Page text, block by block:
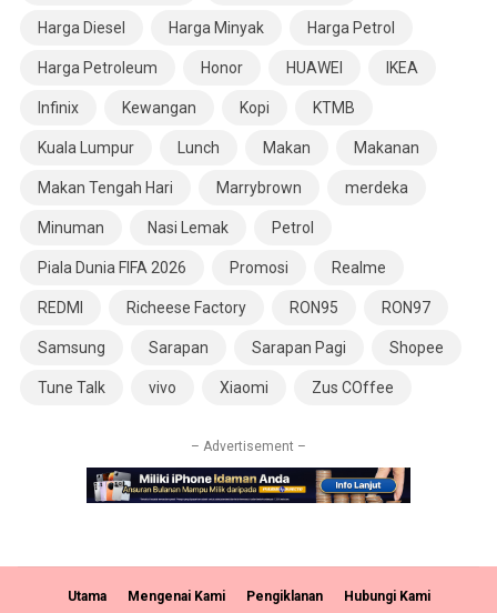
Harga Diesel Harga Minyak Harga Petrol
Harga Petroleum Honor HUAWEI IKEA
Infinix Kewangan Kopi KTMB
Kuala Lumpur Lunch Makan Makanan
Makan Tengah Hari Marrybrown merdeka
Minuman Nasi Lemak Petrol
Piala Dunia FIFA 2026 Promosi Realme
REDMI Richeese Factory RON95 RON97
Samsung Sarapan Sarapan Pagi Shopee
Tune Talk vivo Xiaomi Zus COffee
– Advertisement –
Utama Mengenai Kami Pengiklanan
Hubungi Kami